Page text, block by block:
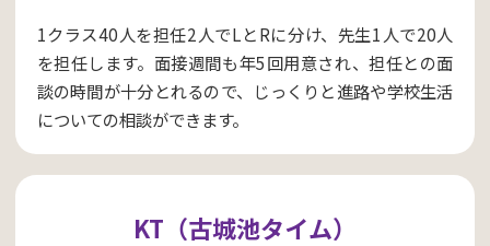
1クラス40人を担任2人でLとRに分け、先生1人で20人
を担任します。面接週間も年5回用意され、担任との面
談の時間が十分とれるので、じっくりと進路や学校生活
についての相談ができます。
KT（古城池タイム）